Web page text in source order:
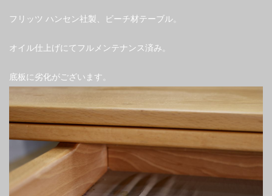
フリッツ ハンセン社製、ビーチ材テーブル。
オイル仕上げにてフルメンテナンス済み。
底板に劣化がございます。